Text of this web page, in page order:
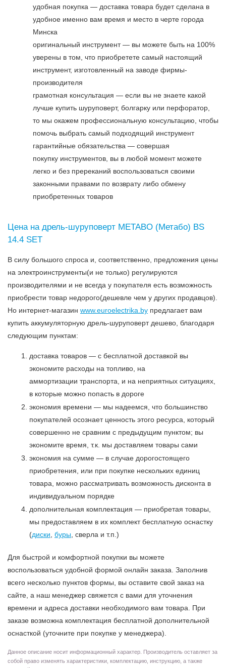
удобная покупка — доставка товара будет сделана в
удобное именно вам время и место в черте города
Минска
оригинальный инструмент — вы можете быть на 100%
уверены в том, что приобретете самый настоящий
инструмент, изготовленный на заводе фирмы-
производителя
грамотная консультация — если вы не знаете какой
лучше купить шуруповерт, болгарку или перфоратор,
то мы окажем профессиональную консультацию, чтобы
помочь выбрать самый подходящий инструмент
гарантийные обязательства — совершая
покупку инструментов, вы в любой момент можете
легко и без пререканий воспользоваться своими
законными правами по возврату либо обмену
приобретенных товаров
Цена на дрель-шуруповерт METABO (Метабо) BS
14.4 SET
В силу большого спроса и, соответственно, предложения цены
на электроинструменты(и не только) регулируются
производителями и не всегда у покупателя есть возможность
приобрести товар недорого(дешевле чем у других продавцов).
Но интернет-магазин www.euroelectrika.by предлагает вам
купить аккумуляторную дрель-шуруповерт дешево, благодаря
следующим пунктам:
доставка товаров — с бесплатной доставкой вы
экономите расходы на топливо, на
аммортизации транспорта, и на неприятных ситуациях,
в которые можно попасть в дороге
экономия времени — мы надеемся, что большинство
покупателей осознает ценность этого ресурса, который
совершенно не сравним с предыдущим пунктом; вы
экономите время, т.к. мы доставляем товары сами
экономия на сумме — в случае дорогостоящего
приобретения, или при покупке нескольких единиц
товара, можно рассматривать возможность дисконта в
индивидуальном порядке
дополнительная комплектация — приобретая товары,
мы предоставляем в их комплект бесплатную оснастку
(диски буры , сверла и т.п.)
Для быстрой и комфортной покупки вы можете
воспользоваться удобной формой онлайн заказа. Заполнив
всего несколько пунктов формы, вы оставите свой заказ на
сайте, а наш менеджер свяжется с вами для уточнения
времени и адреса доставки необходимого вам товара. При
заказе возможна комплектация бесплатной дополнительной
оснасткой (уточните при покупке у менеджера).
Данное описание носит информационный характер. Производитель оставляет за
собой право изменять характеристики, комплектацию, инструкцию, а также